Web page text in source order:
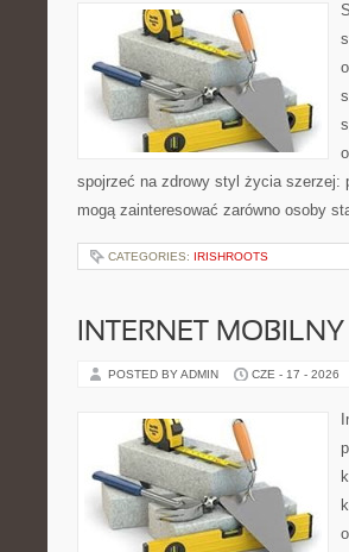
spojrzeć na zdrowy styl życia szerzej:
mogą zainteresować zarówno osoby
CATEGORIES: IRISHROOTS
INTERNET
POSTED BY ADMIN CZE - 17 - 2026